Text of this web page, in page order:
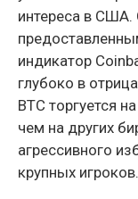
интереса в США.
индикатор
глубоко в
BTC торгуется
чем на других
агрессивного
крупных игроков.